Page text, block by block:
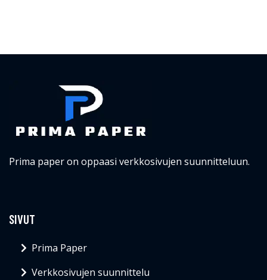
Prima paper on oppaasi verkkosivujen suunnitteluun.
SIVUT
Prima Paper
Verkkosivujen suunnittelu